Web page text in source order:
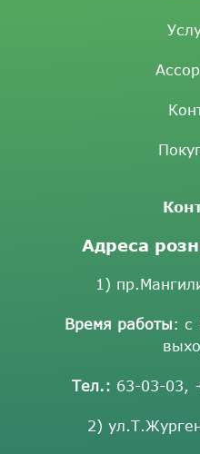
Адреса
1)
Время работы: с
Тел.: 63-03-03,
2)